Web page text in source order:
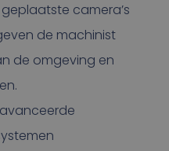
camera’s
de machinist
de omgeving en